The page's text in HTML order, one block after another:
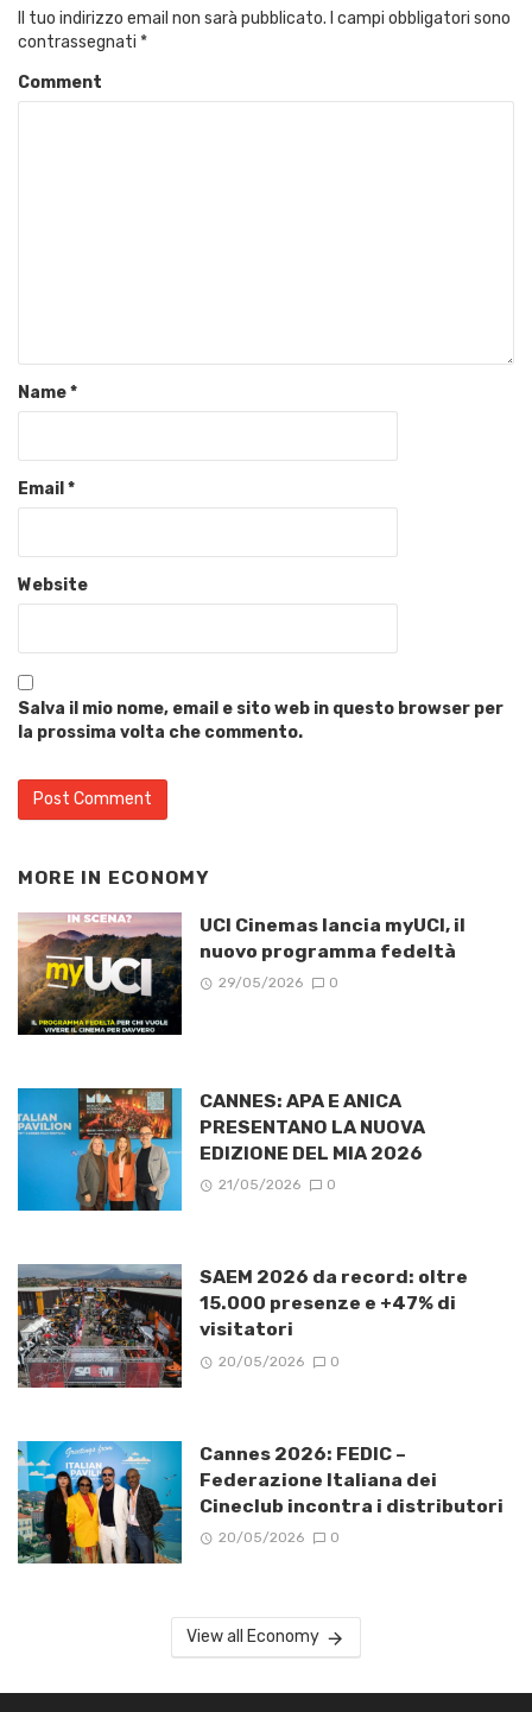
Il tuo indirizzo email non sarà pubblicato. I campi obbligatori sono
contrassegnati *
Comment
Name*
Email *
Website
Salva il mio nome, email e sito web in questo browser per
la prossima volta che commento.
MORE IN ECONOMY
UCI Cinemas lancia myUCI, il
nuovo programma fedeltà
29/05/2026 0
CANNES: APA E ANICA
PRESENTANO LA NUOVA
EDIZIONE DEL MIA 2026
21/05/2026 0
SAEM 2026 da record: oltre
15.000 presenze e +47% di
visitatori
20/05/2026 0
Cannes 2026: FEDIC –
Federazione Italiana dei
Cineclub incontra i distributori
20/05/2026 0
View all Economy